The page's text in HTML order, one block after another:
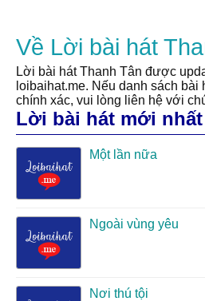
Về Lời bài hát
Lời bài hát Thanh Tân được
loibaihat.me. Nếu danh sách bài
chính xác, vui lòng liên hệ với
Lời bài hát mới nhất
Một lần nữa
Ngoài vùng yêu
Nơi thú tội